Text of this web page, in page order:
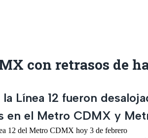
con retrasos de
la Línea 12 fueron
en el Metro CDMX y